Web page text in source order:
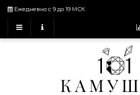
Ежедневно с 9 до 19 МСК